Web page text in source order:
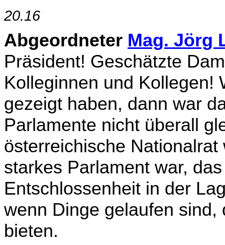
20.16
Abgeordneter Mag. Jörg
Präsident! Geschätzte
Kolleginnen und Kollegen!
gezeigt haben, dann war
Parlamente nicht überall
österreichische
starkes Parlament war,
Entschlossenheit in der
wenn Dinge gelaufen
bieten.